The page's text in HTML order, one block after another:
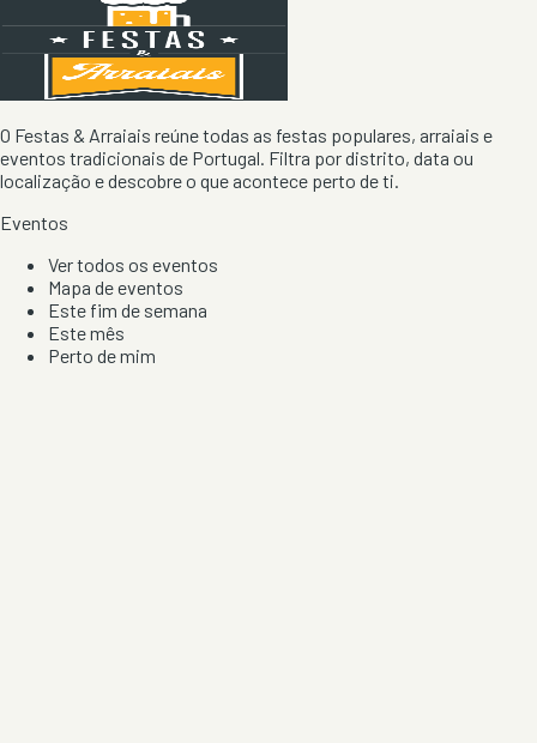
O Festas & Arraiais reúne todas as festas populares, arraiais e
eventos tradicionais de Portugal. Filtra por distrito, data ou
localização e descobre o que acontece perto de ti.
Eventos
Ver todos os eventos
Mapa de eventos
Este fim de semana
Este mês
Perto de mim